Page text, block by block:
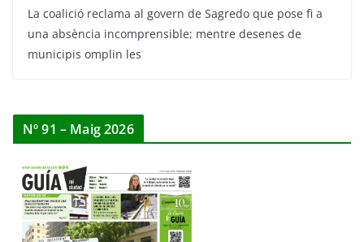
La coalició reclama al govern de Sagredo que pose fi a
una absència incomprensible; mentre desenes de
municipis omplin les
Nº 91 – Maig 2026